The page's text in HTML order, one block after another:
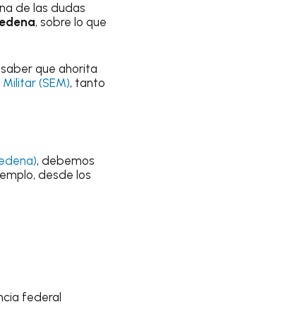
de las dudas
, sobre lo que
que ahorita
(SEM), tanto
, debemos
desde los
federal